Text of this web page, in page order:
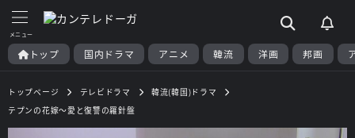
トップ 国内ドラマ アニメ 韓流 洋画 邦画
トップページ テレビドラマ
韓流(韓国)ドラマ
テプンの花嫁～愛と復讐の羅針盤